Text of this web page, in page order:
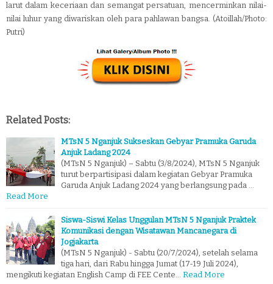
larut dalam keceriaan dan semangat persatuan, mencerminkan nilai-
nilai luhur yang diwariskan oleh para pahlawan bangsa. (Atoillah/Photo:
Putri)
Related Posts:
MTsN 5 Nganjuk Sukseskan Gebyar Pramuka Garuda
Anjuk Ladang 2024
(MTsN 5 Nganjuk) – Sabtu (3/8/2024), MTsN 5 Nganjuk
turut berpartisipasi dalam kegiatan Gebyar Pramuka
Garuda Anjuk Ladang 2024 yang berlangsung pada …
Read More
Siswa-Siswi Kelas Unggulan MTsN 5 Nganjuk Praktek
Komunikasi dengan Wisatawan Mancanegara di
Jogjakarta
(MTsN 5 Nganjuk) - Sabtu (20/7/2024), setelah selama
tiga hari, dari Rabu hingga Jumat (17-19 Juli 2024),
mengikuti kegiatan English Camp di FEE Cente… Read More